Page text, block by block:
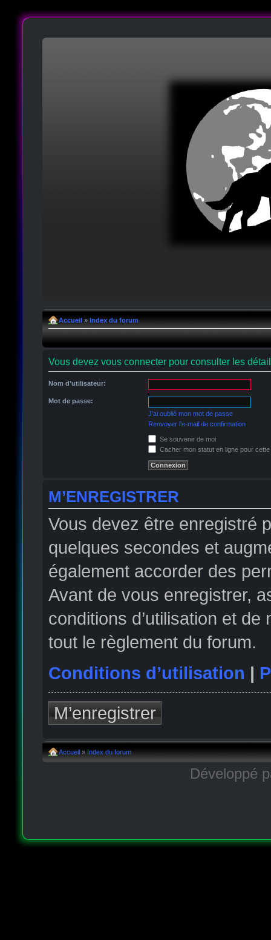
Accueil » Index du forum
Vous devez vous connecter pour consulter les
Nom d’utilisateur:
Mot de passe:
J’ai oublié mon mot de passe
Renvoyer l’e-mail de confirmation
Se souvenir de moi
Cacher mon statut en ligne pour
M’ENREGISTRER
Vous devez être enregistré
quelques secondes et
également accorder des
Avant de vous enregistrer,
conditions d’utilisation et
tout le règlement du forum.
Conditions d’utilisation |
M’enregistrer
Accueil » Index du forum
Développé